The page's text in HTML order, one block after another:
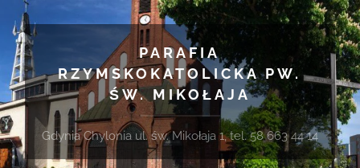
PARAFIA
RZYMSKOKATOLICKA PW.
ŚW. MIKOŁAJA
Gdynia Chylonia ul. św. Mikołaja 1, tel. 58 663 44 14